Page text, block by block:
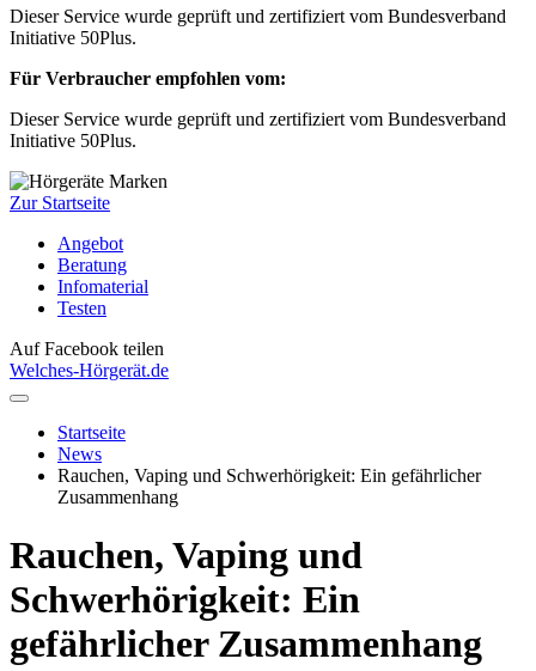
Dieser Service wurde geprüft und zertifiziert vom Bundesverband
Initiative 50Plus.
Für Verbraucher empfohlen vom:
Dieser Service wurde geprüft und zertifiziert vom Bundesverband
Initiative 50Plus.
Zur Startseite
Angebot
Beratung
Infomaterial
Testen
Auf Facebook teilen
Welches-Hörgerät.de
Startseite
News
Rauchen, Vaping und Schwerhörigkeit: Ein gefährlicher
Zusammenhang
Rauchen, Vaping und
Schwerhörigkeit: Ein
gefährlicher Zusammenhang